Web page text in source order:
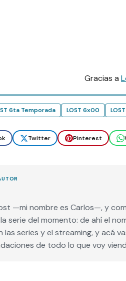
Gracias a
6ta Temporada LOST 6x00
Twitter Pinterest
—mi nombre es Carlos—, y
serie del momento: de ahí el
las series y el streaming, y acá
de todo lo que voy